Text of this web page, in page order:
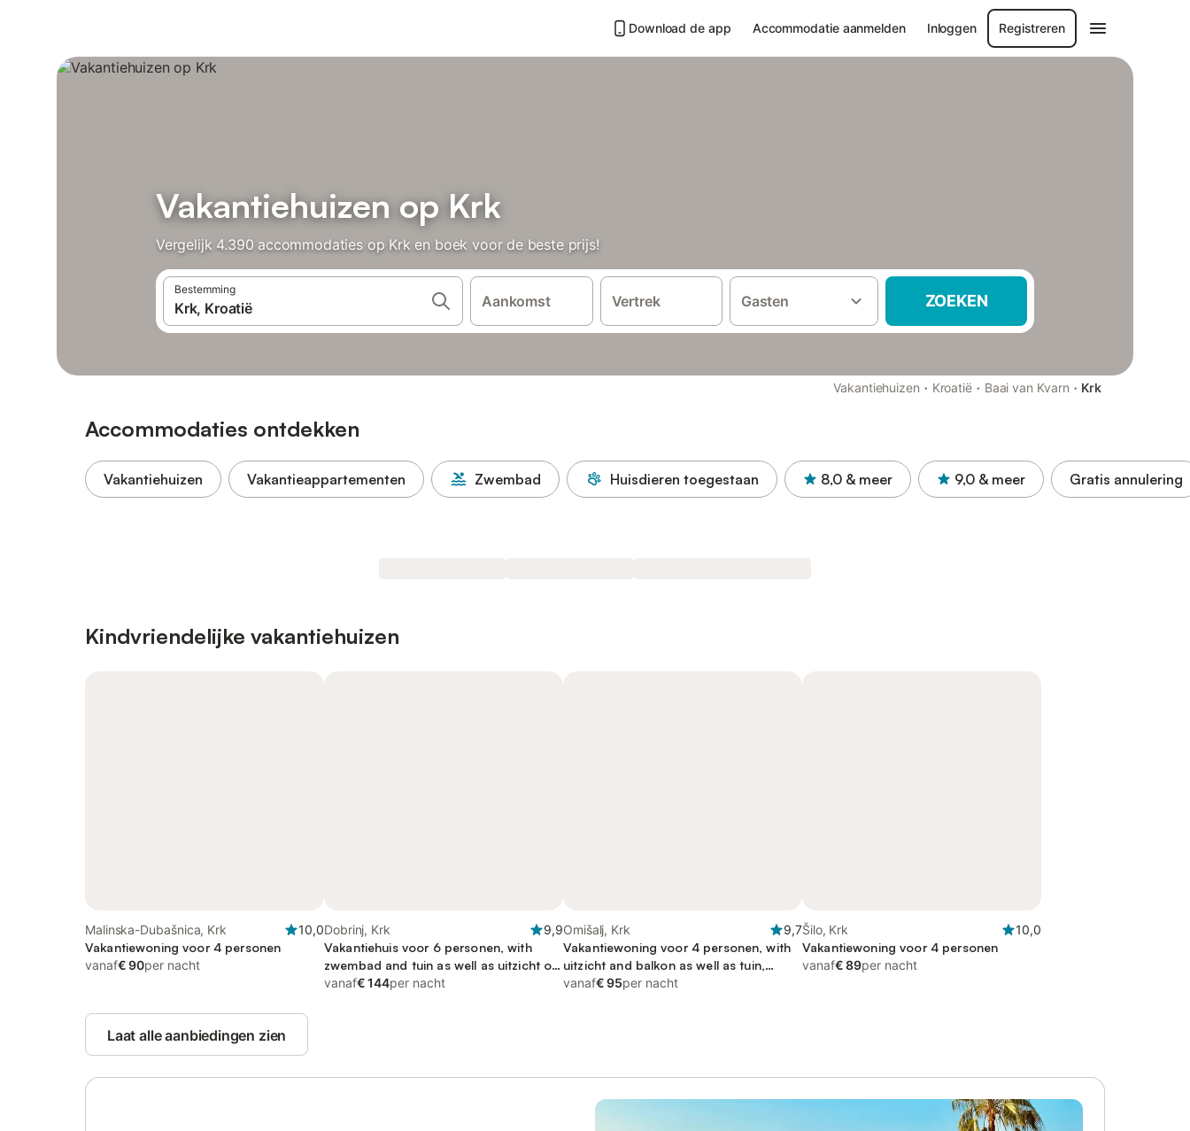
Download de app Accommodatie aanmelden Inloggen Registreren
Vakantiehuizen op Krk
Vergelijk 4.390 accommodaties op Krk en boek voor de beste prijs!
Bestemming
Aankomst Vertrek Gasten ZOEKEN
Vakantiehuizen · Kroatië · Baai van Kvarn · Krk
Accommodaties ontdekken
Vakantiehuizen Vakantieappartementen Zwembad Huisdieren toegestaan 8,0 & meer 9,0 & meer Gratis annulering
Kindvriendelijke vakantiehuizen
Malinska-Dubašnica, Krk
10,0
Vakantiewoning voor 4 personen
vanaf€ 90per nacht
Dobrinj, Krk
9,9
Vakantiehuis voor 6 personen, with
zwembad and tuin as well as uitzicht op
zee and uitzicht
vanaf€ 144per nacht
Omišalj, Krk
9,7
Vakantiewoning voor 4 personen, with
uitzicht and balkon as well as tuin,
kindvriendelijk
vanaf€ 95per nacht
Šilo, Krk
10,0
Vakantiewoning voor 4 personen
vanaf€ 89per nacht
Laat alle aanbiedingen zien